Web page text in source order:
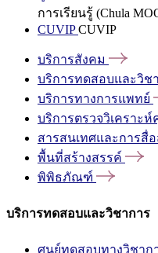
การเรียนรู้ (Chula
CUVIPCUVIP
บริการสังคม
บริการทดสอบและวิช
บริการทางการแพทย์
บริการตรวจวิเคราะ
สารสนเทศและการสื่อ
พื้นที่สร้างสรรค์
พิพิธภัณฑ์
บริการทดสอบและวิชาการ
ศูนย์ทดสอบทางวิชาก